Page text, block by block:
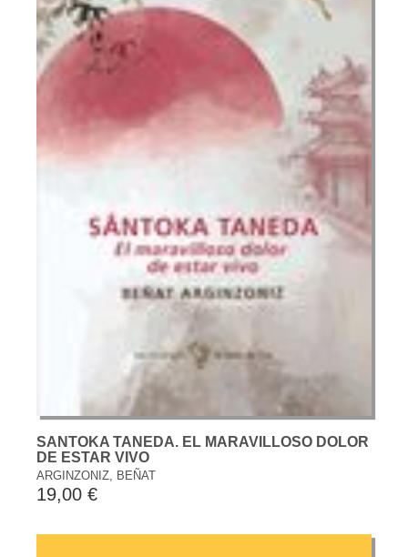
SANTOKA TANEDA. EL MARAVILLOSO DOLOR
DE ESTAR VIVO
ARGINZONIZ, BEÑAT
19,00 €